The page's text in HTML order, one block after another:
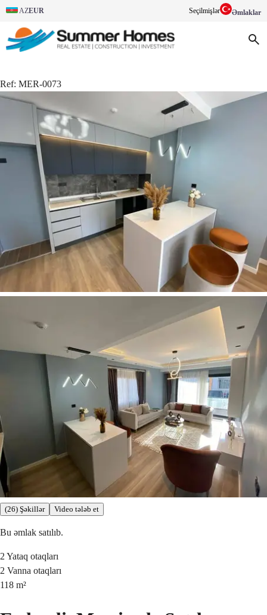
AZEUR Seçilmişlər Əmlaklar
Ref: MER-0073
(26) Şəkillər Video tələb et
Bu əmlak satılıb.
2 Yataq otaqları
2 Vanna otaqları
118 m²